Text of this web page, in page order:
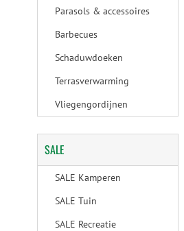
Parasols & accessoires
Barbecues
Schaduwdoeken
Terrasverwarming
Vliegengordijnen
SALE
SALE Kamperen
SALE Tuin
SALE Recreatie